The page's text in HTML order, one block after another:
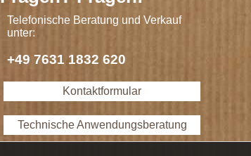
Telefonische Beratung und Verkauf
unter:
+49 7631 1832 620
Kontaktformular
Technische Anwendungsberatung